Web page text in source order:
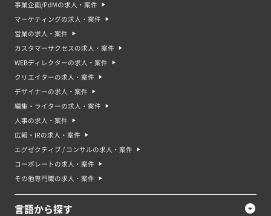
事業企画/PdMの求人・案件
マーケティングの求人・案件
営業の求人・案件
カスタマーサクセスの求人・案件
WEBディレクターの求人・案件
クリエイターの求人・案件
デザイナーの求人・案件
編集・ライターの求人・案件
人事の求人・案件
広報・IRの求人・案件
エグゼクティブ / コンサルの求人・案件
コーポレートの求人・案件
その他専門職の求人・案件
言語から探す